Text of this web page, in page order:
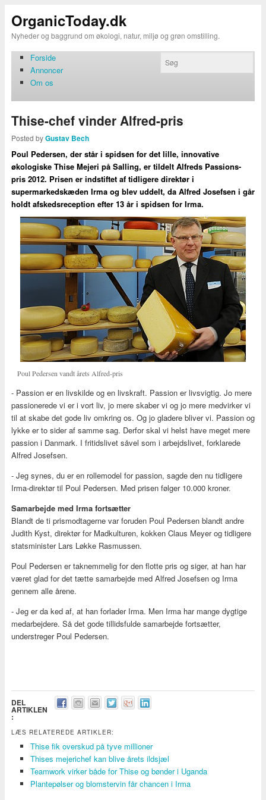
OrganicToday.dk
Nyheder og baggrund om økologi, natur, miljø og grøn omstilling.
Forside
Annoncer
Om os
Thise-chef vinder Alfred-pris
Posted byGustav Bech
Poul Pedersen, der står i spidsen for det lille, innovative
økologiske Thise Mejeri på Salling, er tildelt Alfreds Passions-
pris 2012. Prisen er indstiftet af tidligere direktør i
supermarkedskæden Irma og blev uddelt, da Alfred Josefsen i går
holdt afskedsreception efter 13 år i spidsen for Irma.
Poul Pedersen vandt årets Alfred-pris
- Passion er en livskilde og en livskraft. Passion er livsvigtig. Jo mere
passionerede vi er i vort liv, jo mere skaber vi og jo mere medvirker vi
til at skabe det gode liv omkring os. Og jo gladere bliver vi. Passion og
lykke er to sider af samme sag. Derfor skal vi helst have meget mere
passion i Danmark. I fritidslivet såvel som i arbejdslivet, forklarede
Alfred Josefsen.
- Jeg synes, du er en rollemodel for passion, sagde den nu tidligere
Irma-direktør til Poul Pedersen. Med prisen følger 10.000 kroner.
Samarbejde med Irma fortsætter
Blandt de ti prismodtagerne var foruden Poul Pedersen blandt andre
Judith Kyst, direktør for Madkulturen, kokken Claus Meyer og tidligere
statsminister Lars Løkke Rasmussen.
Poul Pedersen er taknemmelig for den flotte pris og siger, at han har
været glad for det tætte samarbejde med Alfred Josefsen og Irma
gennem alle årene.
- Jeg er da ked af, at han forlader Irma. Men Irma har mange dygtige
medarbejdere. Så det gode tillidsfulde samarbejde fortsætter,
understreger Poul Pedersen.
DEL
ARTIKLEN
:
LÆS RELATEREDE ARTIKLER:
Thise fik overskud på tyve millioner
Thises mejerichef kan blive årets ildsjæl
Teamwork virker både for Thise og bønder i Uganda
Plantepølser og blomstervin får chancen i Irma